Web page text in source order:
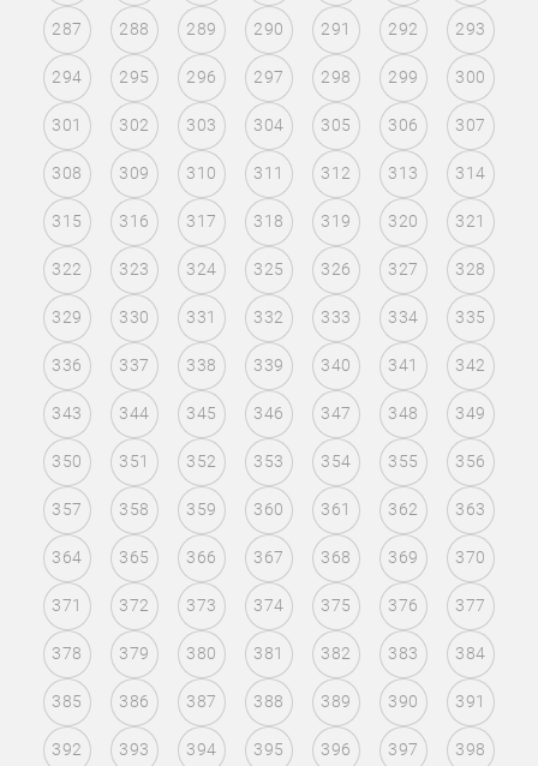
287 288 289 290 291 292 293
294 295 296 297 298 299 300
301 302 303 304 305 306 307
308 309 310 311 312 313 314
315 316 317 318 319 320 321
322 323 324 325 326 327 328
329 330 331 332 333 334 335
336 337 338 339 340 341 342
343 344 345 346 347 348 349
350 351 352 353 354 355 356
357 358 359 360 361 362 363
364 365 366 367 368 369 370
371 372 373 374 375 376 377
378 379 380 381 382 383 384
385 386 387 388 389 390 391
392 393 394 395 396 397 398